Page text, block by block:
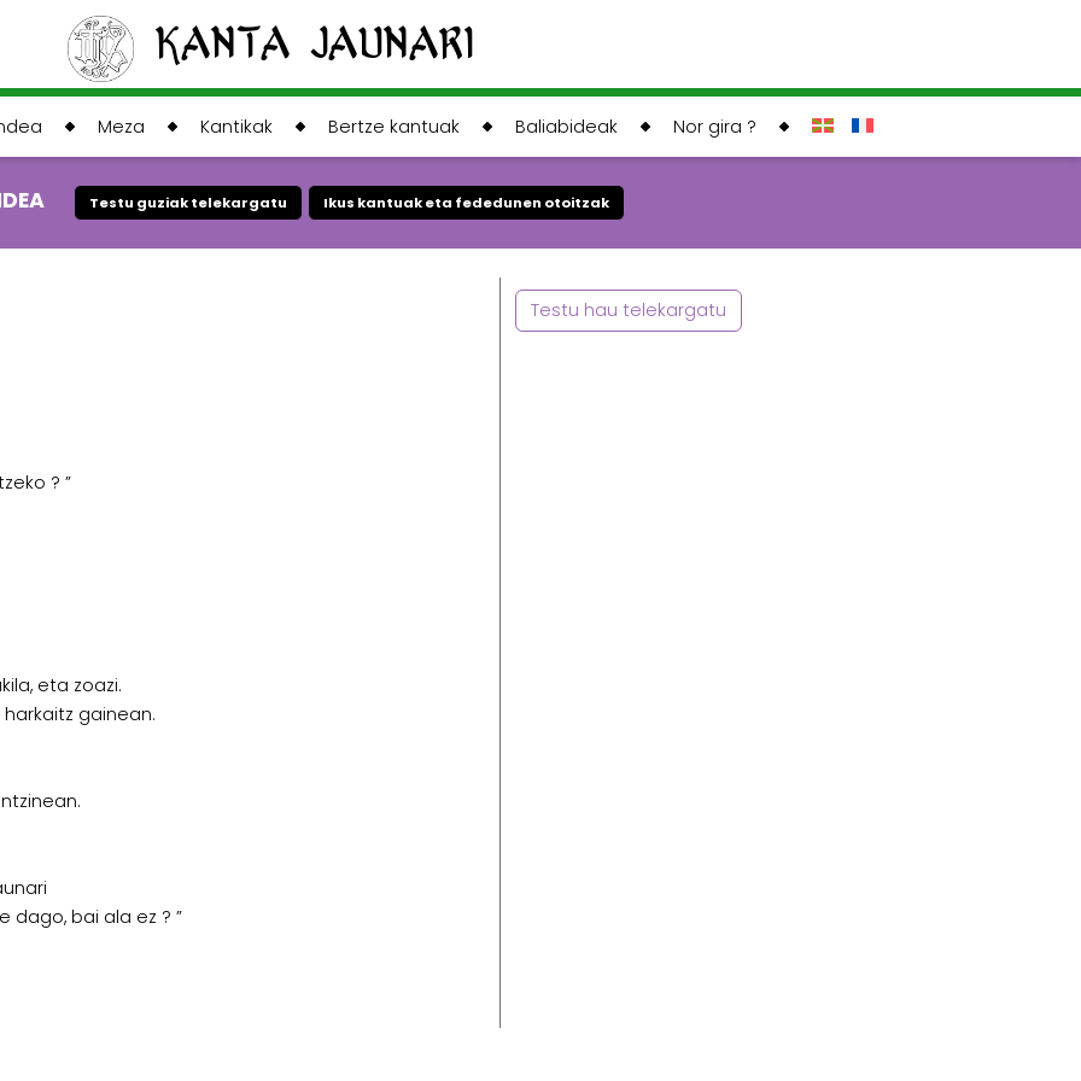
Kanta Jaunari
Meza Kantikak Bertze kantuak Baliabideak Nor gira ?
Testu guziak telekargatu Ikus kantuak eta fededunen otoitzak
? ”
eta zoazi.
gainean.
dago, bai ala ez ? ”
Testu hau telekargatu